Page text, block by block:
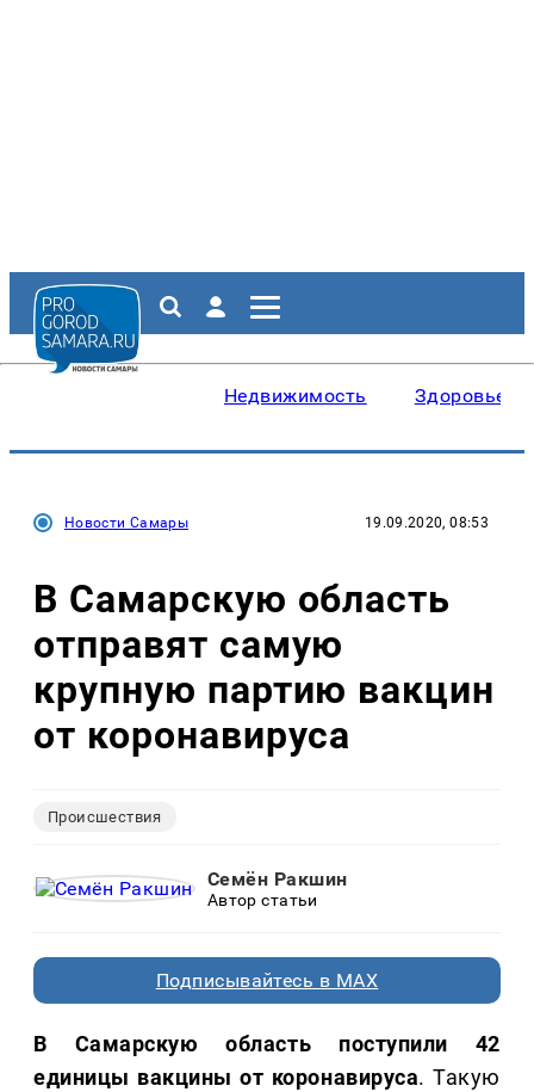
Недвижимость Здоровье
Новости Самары 19.09.2020, 08:53
В Самарскую область
отправят самую
крупную партию вакцин
от коронавируса
Происшествия
Семён Ракшин
Автор статьи
Подписывайтесь в MAX
В Самарскую область поступили 42
единицы вакцины от коронавируса. Такую